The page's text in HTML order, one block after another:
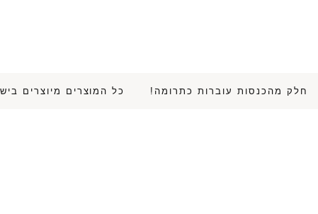
• חלק מהכנסות עוברות כתרומה!כל המוצרים